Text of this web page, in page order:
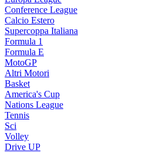
Conference League
Calcio Estero
Supercoppa Italiana
Formula 1
Formula E
MotoGP
Altri Motori
Basket
America's Cup
Nations League
Tennis
Sci
Volley
Drive UP